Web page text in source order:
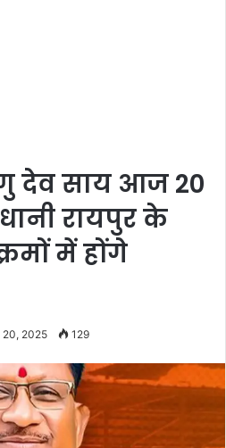
देव साय आज 20
रायपुर के
में होंगे
20, 2025 129